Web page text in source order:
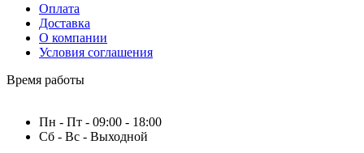
Оплата
Доставка
О компании
Условия соглашения
Время работы
Пн - Пт - 09:00 - 18:00
Сб - Вс - Выходной